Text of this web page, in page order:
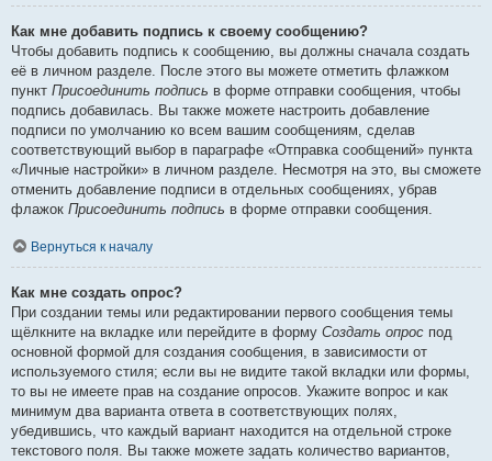
Как мне добавить подпись к своему сообщению?
Чтобы добавить подпись к сообщению, вы должны сначала создать
её в личном разделе. После этого вы можете отметить флажком
пункт Присоединить подпись в форме отправки сообщения, чтобы
подпись добавилась. Вы также можете настроить добавление
подписи по умолчанию ко всем вашим сообщениям, сделав
соответствующий выбор в параграфе «Отправка сообщений» пункта
«Личные настройки» в личном разделе. Несмотря на это, вы сможете
отменить добавление подписи в отдельных сообщениях, убрав
флажок Присоединить подпись в форме отправки сообщения.
Вернуться к началу
Как мне создать опрос?
При создании темы или редактировании первого сообщения темы
щёлкните на вкладке или перейдите в форму Создать опрос под
основной формой для создания сообщения, в зависимости от
используемого стиля; если вы не видите такой вкладки или формы,
то вы не имеете прав на создание опросов. Укажите вопрос и как
минимум два варианта ответа в соответствующих полях,
убедившись, что каждый вариант находится на отдельной строке
текстового поля. Вы также можете задать количество вариантов,